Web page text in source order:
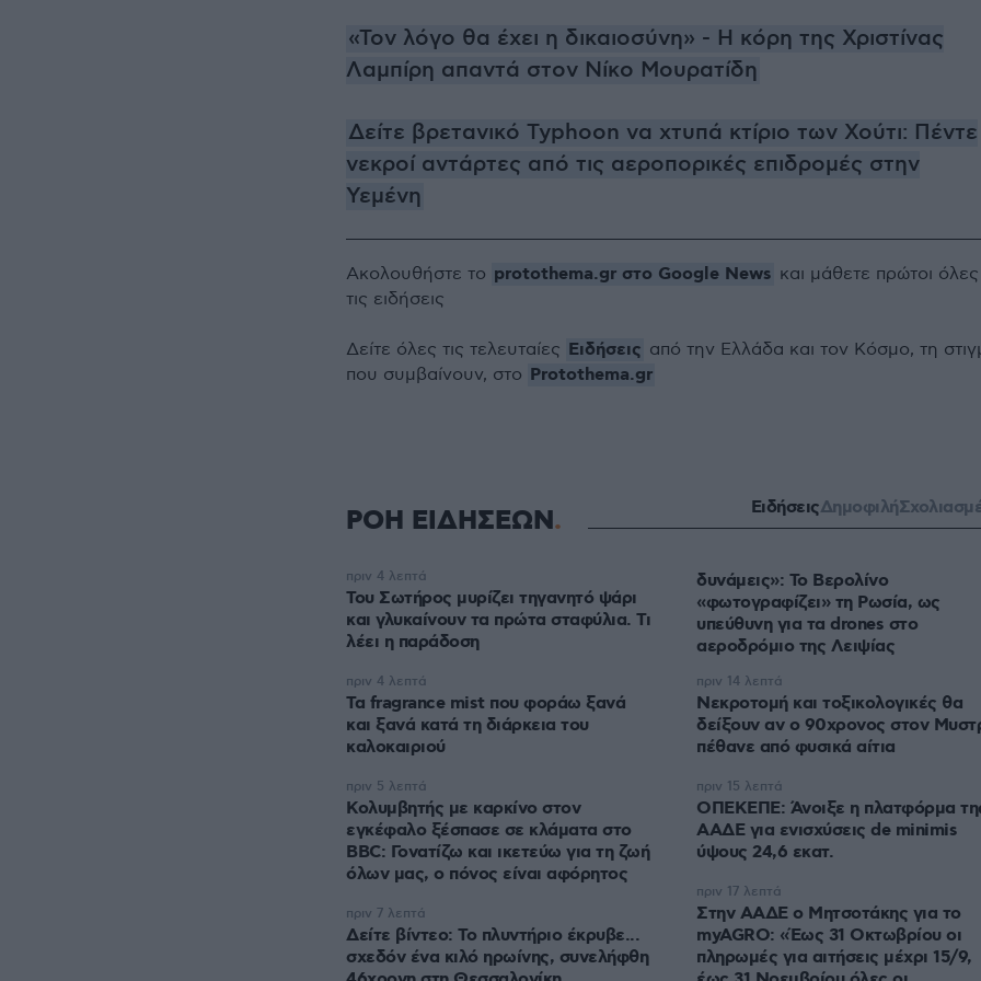
«Τον λόγο θα έχει η δικαιοσύνη» - Η κόρη της Χριστίνας
Λαμπίρη απαντά στον Νίκο Μουρατίδη
Δείτε βρετανικό Typhoon να χτυπά κτίριο των Χούτι: Πέντε
νεκροί αντάρτες από τις αεροπορικές επιδρομές στην
Υεμένη
Ακολουθήστε το protothema.gr στο Google News και μάθετε πρώτοι όλες
τις ειδήσεις
Δείτε όλες τις τελευταίες Ειδήσεις από την Ελλάδα και τον Κόσμο, τη
που συμβαίνουν, στο Protothema.gr
ΡΟΗ ΕΙΔΗΣΕΩΝ ΕιδήσειςΔημοφιλή
Του Σωτήρος μυρίζει τηγανητό ψάρι
και γλυκαίνουν τα πρώτα σταφύλια. Τι
λέει η παράδοση
πριν 4 λεπτά
Τα fragrance mist που φοράω ξανά
και ξανά κατά τη διάρκεια του
καλοκαιριού
πριν 4 λεπτά
Κολυμβητής με καρκίνο στον
εγκέφαλο ξέσπασε σε κλάματα στο
BBC: Γονατίζω και ικετεύω για τη ζωή
όλων μας, ο πόνος είναι αφόρητος
πριν 5 λεπτά
Δείτε βίντεο: Το πλυντήριο έκρυβε...
σχεδόν ένα κιλό ηρωίνης, συνελήφθη
πριν 7 λεπτά
δυνάμεις»: Το Βερολίνο
«φωτογραφίζει» τη Ρωσία, ως
υπεύθυνη για τα drones στο
αεροδρόμιο της Λειψίας
Νεκροτομή και τοξικολογικές θα
δείξουν αν ο 90χρονος στον
πέθανε από φυσικά αίτια
πριν 14 λεπτά
ΟΠΕΚΕΠΕ: Άνοιξε η πλατφόρμα
ΑΑΔΕ για ενισχύσεις de minimis
ύψους 24,6 εκατ.
πριν 15 λεπτά
Στην ΑΑΔΕ ο Μητσοτάκης για το
myAGRO: «Έως 31 Οκτωβρίου οι
πληρωμές για αιτήσεις μέχρι 15/9,
πριν 17 λεπτά